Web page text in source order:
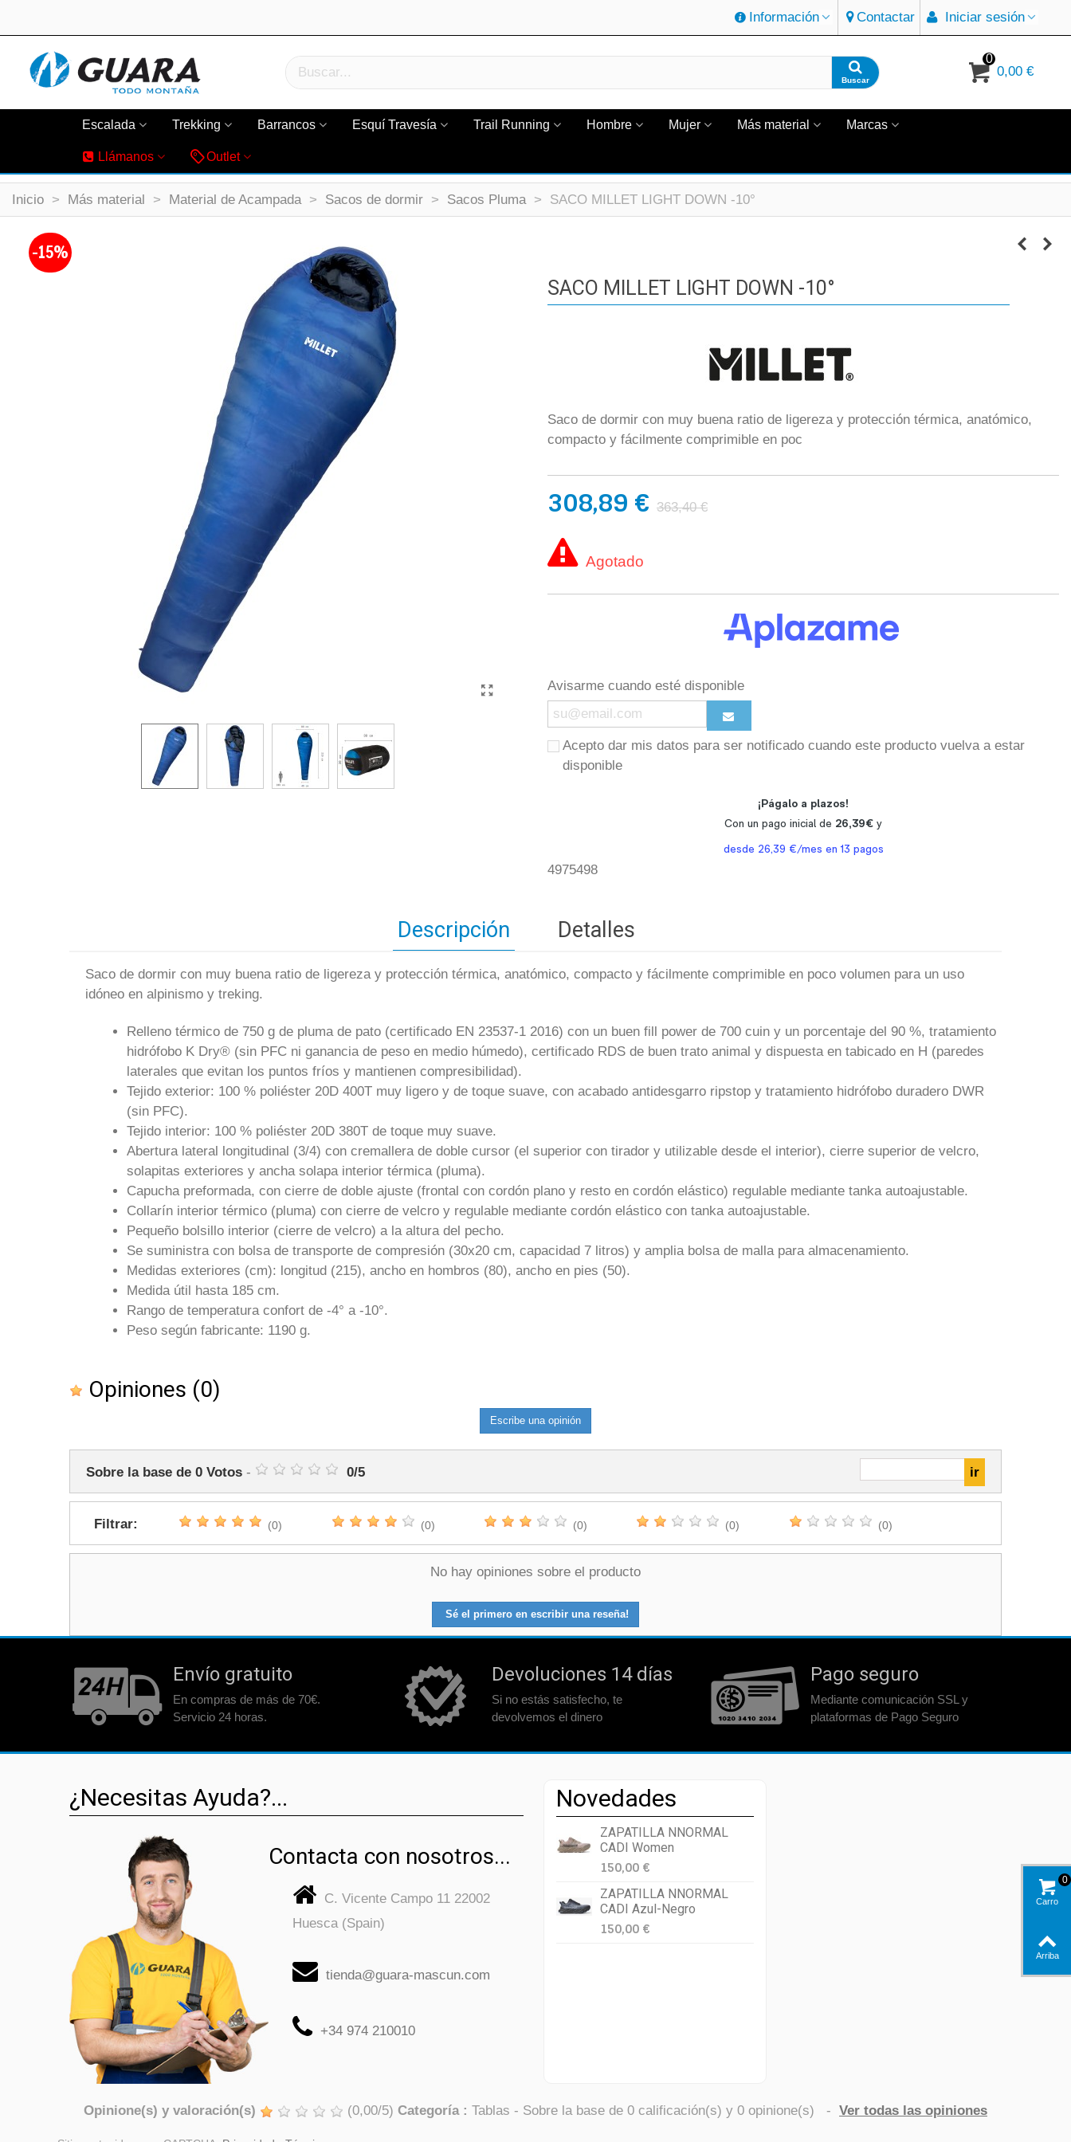
Información Contactar Iniciar sesión
Buscar
0
0,00 €
Escalada Trekking Barrancos Esquí Travesía Trail Running Hombre Mujer Más material Marcas
Llámanos Outlet
Inicio > Más material > Material de Acampada > Sacos de dormir > Sacos Pluma > SACO MILLET LIGHT DOWN -10°
-15%
SACO MILLET LIGHT DOWN -10°
Saco de dormir con muy buena ratio de ligereza y protección térmica, anatómico,
compacto y fácilmente comprimible en poc
308,89 € 363,40 €
Agotado
Avisarme cuando esté disponible
Acepto dar mis datos para ser notificado cuando este producto vuelva a estar
disponible
4975498
Descripción Detalles
Saco de dormir con muy buena ratio de ligereza y protección térmica, anatómico, compacto y fácilmente comprimible en poco volumen para un uso
idóneo en alpinismo y treking.
Relleno térmico de 750 g de pluma de pato (certificado EN 23537-1 2016) con un buen fill power de 700 cuin y un porcentaje del 90 %, tratamiento
hidrófobo K Dry® (sin PFC ni ganancia de peso en medio húmedo), certificado RDS de buen trato animal y dispuesta en tabicado en H (paredes
laterales que evitan los puntos fríos y mantienen compresibilidad).
Tejido exterior: 100 % poliéster 20D 400T muy ligero y de toque suave, con acabado antidesgarro ripstop y tratamiento hidrófobo duradero DWR
(sin PFC).
Tejido interior: 100 % poliéster 20D 380T de toque muy suave.
Abertura lateral longitudinal (3/4) con cremallera de doble cursor (el superior con tirador y utilizable desde el interior), cierre superior de velcro,
solapitas exteriores y ancha solapa interior térmica (pluma).
Capucha preformada, con cierre de doble ajuste (frontal con cordón plano y resto en cordón elástico) regulable mediante tanka autoajustable.
Collarín interior térmico (pluma) con cierre de velcro y regulable mediante cordón elástico con tanka autoajustable.
Pequeño bolsillo interior (cierre de velcro) a la altura del pecho.
Se suministra con bolsa de transporte de compresión (30x20 cm, capacidad 7 litros) y amplia bolsa de malla para almacenamiento.
Medidas exteriores (cm): longitud (215), ancho en hombros (80), ancho en pies (50).
Medida útil hasta 185 cm.
Rango de temperatura confort de -4° a -10°.
Peso según fabricante: 1190 g.
Opiniones (0)
Escribe una opinión
Sobre la base de 0 Votos - 0/5
Filtrar: (0) (0) (0) (0) (0)
No hay opiniones sobre el producto
Sé el primero en escribir una reseña!
Envío gratuito
En compras de más de 70€.
Servicio 24 horas.
Devoluciones 14 días
Si no estás satisfecho, te
devolvemos el dinero
Pago seguro
Mediante comunicación SSL y
plataformas de Pago Seguro
¿Necesitas Ayuda?...
Contacta con nosotros...
C. Vicente Campo 11 22002
Huesca (Spain)
tienda@guara-mascun.com
+34 974 210010
Novedades
ZAPATILLA NNORMAL
CADI Women
150,00 €
ZAPATILLA NNORMAL
CADI Azul-Negro
150,00 €
Opinione(s) y valoración(s) (0,00/5) Categoría : Tablas - Sobre la base de 0 calificación(s) y 0 opinione(s) - Ver todas las opiniones
Carro
0
Arriba